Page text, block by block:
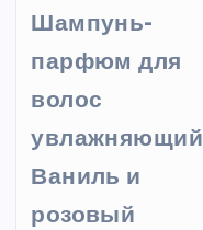
Шампунь-
парфюм для
волос
увлажняющий
Ваниль и
розовый